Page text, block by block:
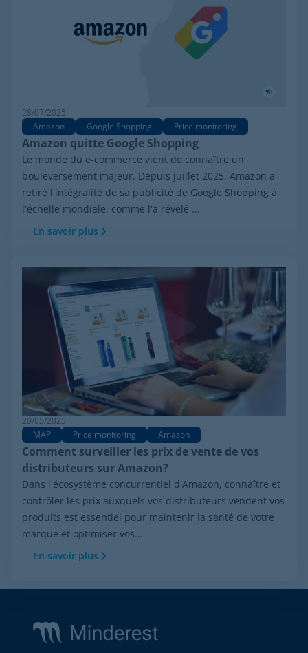
28/07/2025
Amazon
Google Shopping Price monitoring
Amazon quitte Google Shopping
Le monde du e-commerce vient de connaître un
bouleversement majeur. Depuis juillet 2025, Amazon a
retiré l'intégralité de sa publicité de Google Shopping à
l'échelle mondiale, comme l'a révélé ...
En savoir plus
20/05/2025
MAP
Price monitoring Amazon
Comment surveiller les prix de vente de vos
distributeurs sur Amazon?
Dans l'écosystème concurrentiel d'Amazon, connaître et
contrôler les prix auxquels vos distributeurs vendent vos
produits est essentiel pour maintenir la santé de votre
marque et optimiser vos...
En savoir plus